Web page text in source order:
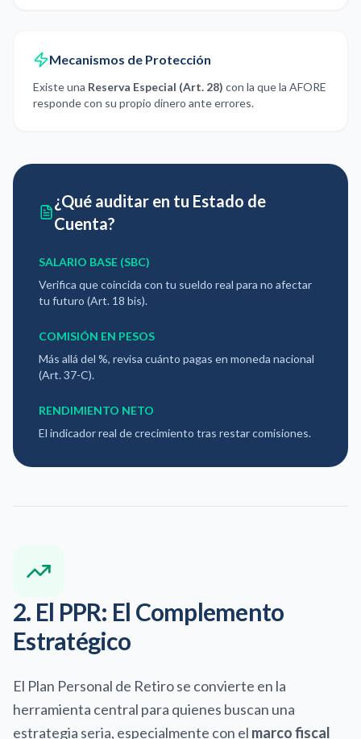
Mecanismos de Protección
Existe una Reserva Especial (Art. 28) con la que la AFORE
responde con su propio dinero ante errores.
¿Qué auditar en tu Estado de
Cuenta?
SALARIO BASE (SBC)
Verifica que coincida con tu sueldo real para no afectar
tu futuro (Art. 18 bis).
COMISIÓN EN PESOS
Más allá del %, revisa cuánto pagas en moneda nacional
(Art. 37-C).
RENDIMIENTO NETO
El indicador real de crecimiento tras restar comisiones.
2. El PPR: El Complemento
Estratégico
El Plan Personal de Retiro se convierte en la
herramienta central para quienes buscan una
estrategia seria, especialmente con el marco fiscal